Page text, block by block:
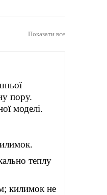
Показати все
пору.
моделі.
теплу
килимок не